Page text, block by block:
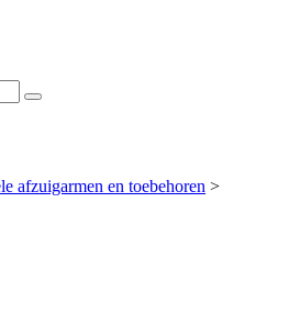
afzuigarmen en toebehoren >